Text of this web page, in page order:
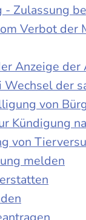
Zulassung
Verbot
Anzeige
der
von
Kündigung
von
melden